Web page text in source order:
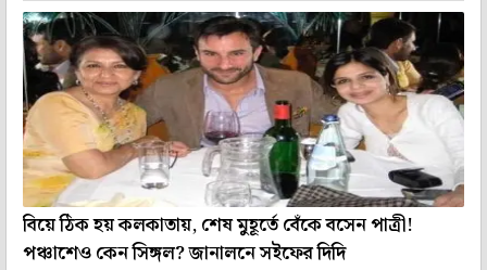
বিয়ে ঠিক হয় কলকাতায়, শেষ মুহূর্তে বেঁকে বসেন পাত্রী!
পঞ্চাশেও কেন সিঙ্গল? জানালনে সইফের দিদি